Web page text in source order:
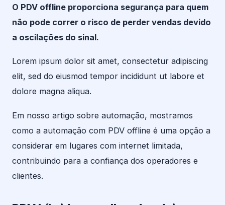
O PDV offline proporciona segurança para quem
não pode correr o risco de perder vendas devido
a oscilações do sinal.
Lorem ipsum dolor sit amet, consectetur adipiscing
elit, sed do eiusmod tempor incididunt ut labore et
dolore magna aliqua.
Em nosso artigo sobre automação, mostramos
como a automação com PDV offline é uma opção a
considerar em lugares com internet limitada,
contribuindo para a confiança dos operadores e
clientes.